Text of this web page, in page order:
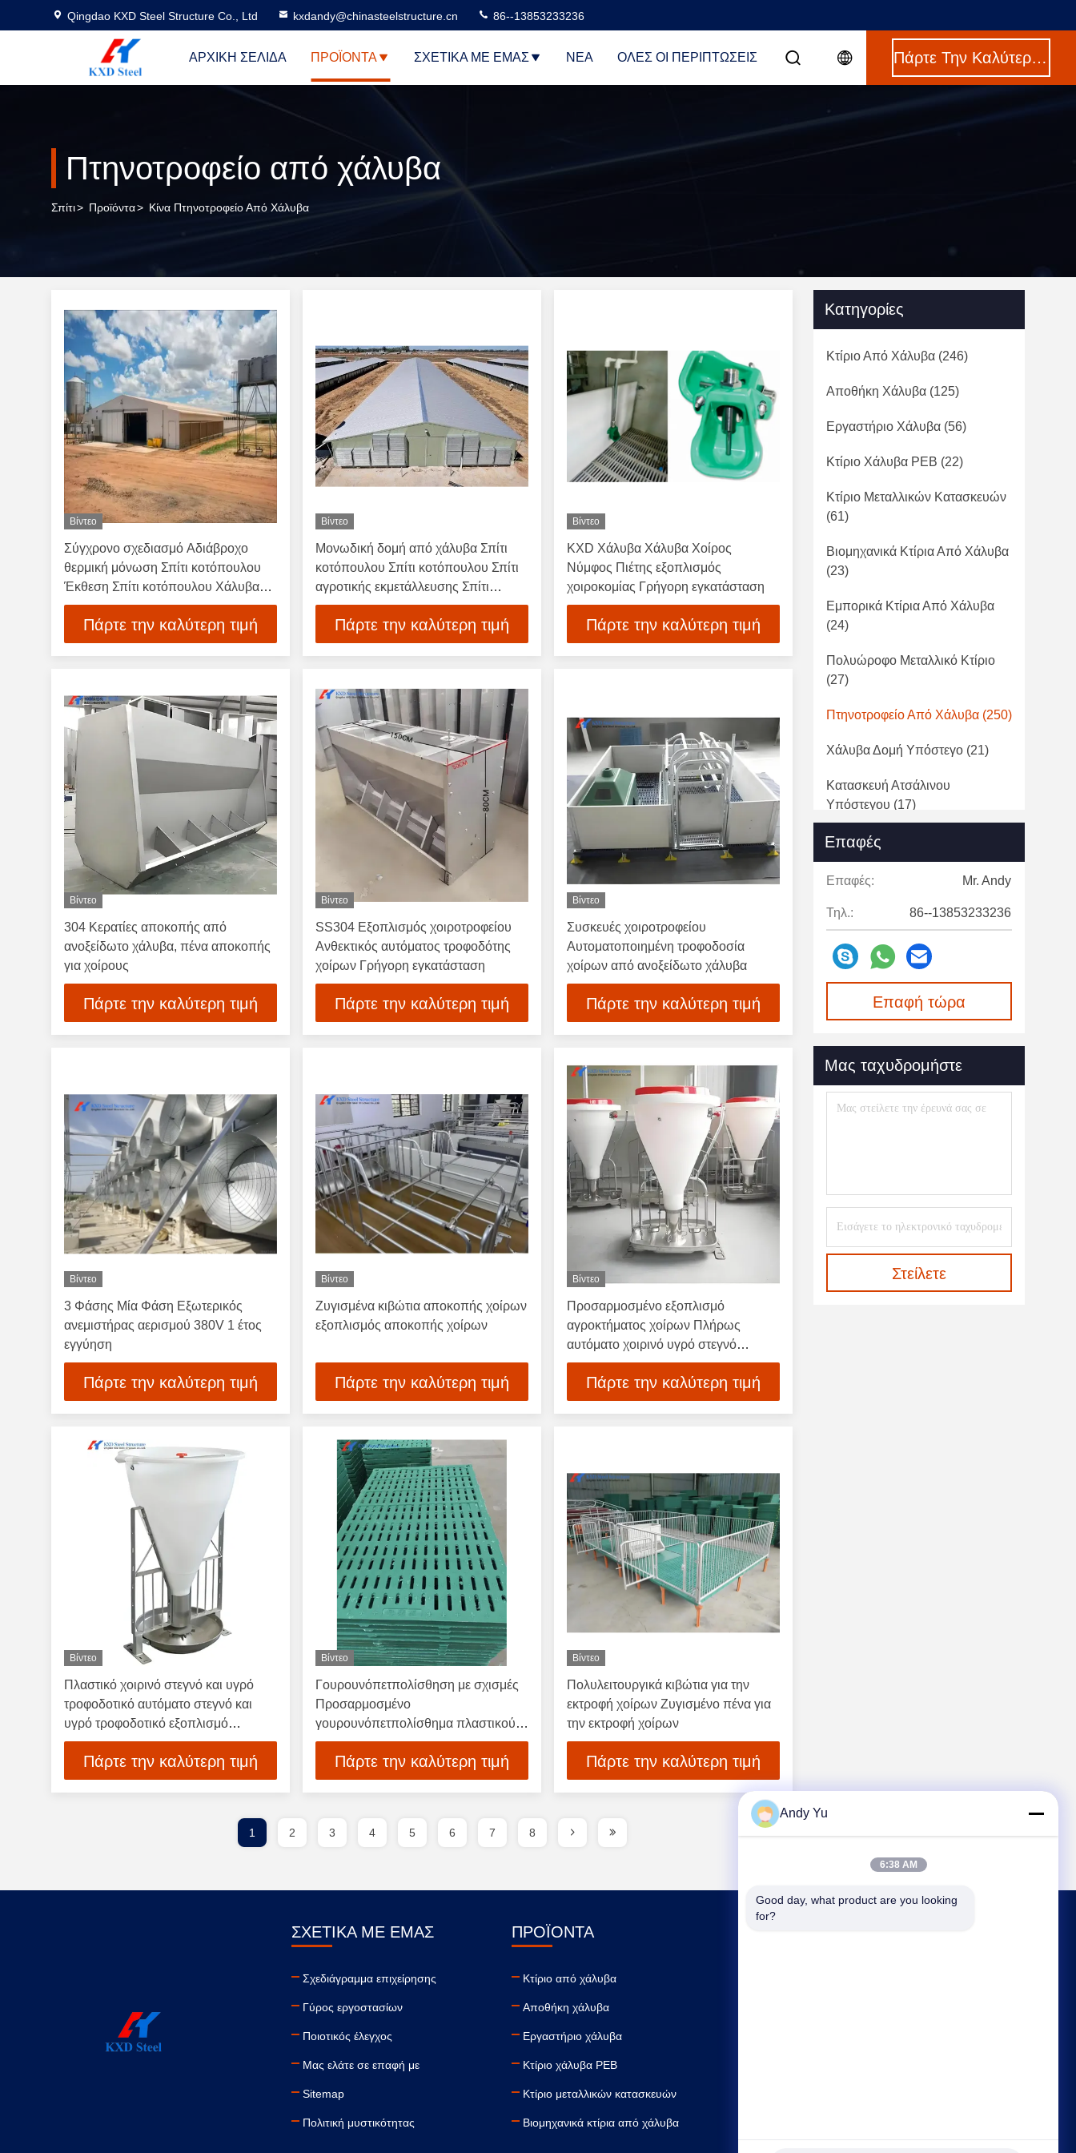
Qingdao KXD Steel Structure Co., Ltd kxdandy@chinasteelstructure.cn 86--13853233236
ΑΡΧΙΚΉ ΣΕΛΊΔΑ ΠΡΟΪΌΝΤΑ ΣΧΕΤΙΚΆ ΜΕ ΕΜΆΣ ΝΈΑ ΌΛΕΣ ΟΙ ΠΕΡΙΠΤΏΣΕΙΣ Πάρτε Την Καλύτερη Τιμή
Πτηνοτροφείο από χάλυβα
Σπίτι> Προϊόντα> Κίνα Πτηνοτροφείο Από Χάλυβα
Βίντεο
Σύγχρονο σχεδιασμό Αδιάβροχο
θερμική μόνωση Σπίτι κοτόπουλου
Έκθεση Σπίτι κοτόπουλου Χάλυβα
δομή Σπίτι πουλερικών
Πάρτε την καλύτερη τιμή
Βίντεο
Μονωδική δομή από χάλυβα Σπίτι
κοτόπουλου Σπίτι κοτόπουλου Σπίτι
αγροτικής εκμετάλλευσης Σπίτι
πουλερικών Προετοιμασμένα κτίρια
αποθηκών
Πάρτε την καλύτερη τιμή
Βίντεο
KXD Χάλυβα Χάλυβα Χοίρος
Νύμφος Πιέτης εξοπλισμός
χοιροκομίας Γρήγορη εγκατάσταση
Πάρτε την καλύτερη τιμή
Βίντεο
304 Κερατίες αποκοπής από
ανοξείδωτο χάλυβα, πένα αποκοπής
για χοίρους
Πάρτε την καλύτερη τιμή
Βίντεο
SS304 Εξοπλισμός χοιροτροφείου
Ανθεκτικός αυτόματος τροφοδότης
χοίρων Γρήγορη εγκατάσταση
Πάρτε την καλύτερη τιμή
Βίντεο
Συσκευές χοιροτροφείου
Αυτοματοποιημένη τροφοδοσία
χοίρων από ανοξείδωτο χάλυβα
Πάρτε την καλύτερη τιμή
Βίντεο
3 Φάσης Μία Φάση Εξωτερικός
ανεμιστήρας αερισμού 380V 1 έτος
εγγύηση
Πάρτε την καλύτερη τιμή
Βίντεο
Ζυγισμένα κιβώτια αποκοπής χοίρων
εξοπλισμός αποκοπής χοίρων
Πάρτε την καλύτερη τιμή
Βίντεο
Προσαρμοσμένο εξοπλισμό
αγροκτήματος χοίρων Πλήρως
αυτόματο χοιρινό υγρό στεγνό
τροφοδότημα
Πάρτε την καλύτερη τιμή
Βίντεο
Πλαστικό χοιρινό στεγνό και υγρό
τροφοδοτικό αυτόματο στεγνό και
υγρό τροφοδοτικό εξοπλισμό
χοιροκομίας
Πάρτε την καλύτερη τιμή
Βίντεο
Γουρουνόπετπολίσθηση με σχισμές
Προσαρμοσμένο
γουρουνόπετπολίσθημα πλαστικού
για εξοπλισμό εκτροφής
Πάρτε την καλύτερη τιμή
Βίντεο
Πολυλειτουργικά κιβώτια για την
εκτροφή χοίρων Ζυγισμένο πένα για
την εκτροφή χοίρων
Πάρτε την καλύτερη τιμή
Κατηγορίες
Κτίριο Από Χάλυβα (246)
Αποθήκη Χάλυβα (125)
Εργαστήριο Χάλυβα (56)
Κτίριο Χάλυβα PEB (22)
Κτίριο Μεταλλικών Κατασκευών
(61)
Βιομηχανικά Κτίρια Από Χάλυβα
(23)
Εμπορικά Κτίρια Από Χάλυβα
(24)
Πολυώροφο Μεταλλικό Κτίριο
(27)
Πτηνοτροφείο Από Χάλυβα (250)
Χάλυβα Δομή Υπόστεγο (21)
Κατασκευή Ατσάλινου
Υπόστεγου (17)
Μέρη Βιομηχανικών
Μηχανημάτων(3)
Χάλυβα
Επαφές
Επαφές: Mr. Andy
Τηλ.: 86--13853233236
Επαφή τώρα
Μας ταχυδρομήστε
Στείλετε
1 2 3 4 5 6 7 8
ΣΧΕΤΙΚΆ ΜΕ ΕΜΆΣ
Σχεδιάγραμμα επιχείρησης
Γύρος εργοστασίων
Ποιοτικός έλεγχος
Μας ελάτε σε επαφή με
Sitemap
Πολιτική μυστικότητας
ΠΡΟΪΌΝΤΑ
Κτίριο από χάλυβα
Αποθήκη χάλυβα
Εργαστήριο χάλυβα
Κτίριο χάλυβα PEB
Κτίριο μεταλλικών κατασκευών
Βιομηχανικά κτίρια από χάλυβα
Andy Yu
6:38 AM
Good day, what product are you looking
for?